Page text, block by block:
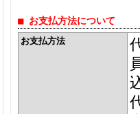
■ お支払方法について
お支払方法